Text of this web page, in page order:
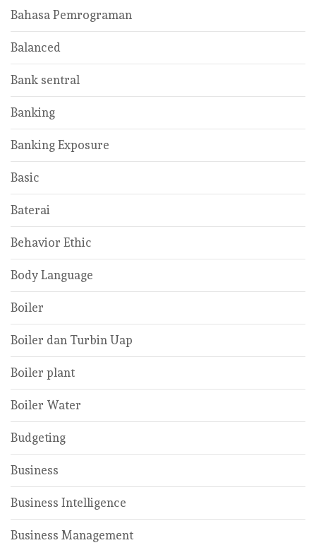
Bahasa Pemrograman
Balanced
Bank sentral
Banking
Banking Exposure
Basic
Baterai
Behavior Ethic
Body Language
Boiler
Boiler dan Turbin Uap
Boiler plant
Boiler Water
Budgeting
Business
Business Intelligence
Business Management